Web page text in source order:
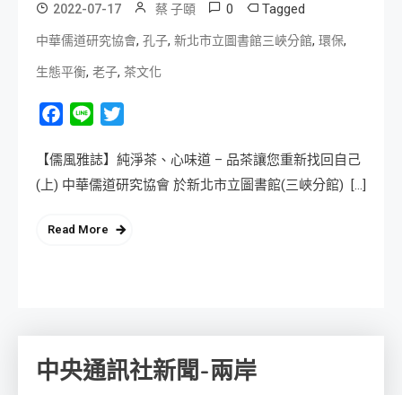
2022-07-17 蔡 子頤 0 Tagged
中華儒道研究協會, 孔子, 新北市立圖書館三峽分館, 環保,
生態平衡, 老子, 茶文化
Facebook
Line
【儒風雅誌】純淨茶、心味道 – 品茶讓您重新找回自己
(上) 中華儒道研究協會 於新北市立圖書館(三峽分館) […]
Read More
中央通訊社新聞-兩岸